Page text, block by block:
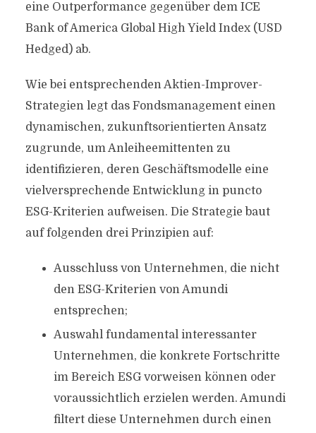
eine Outperformance gegenüber dem ICE
Bank of America Global High Yield Index (USD
Hedged) ab.
Wie bei entsprechenden Aktien-Improver-
Strategien legt das Fondsmanagement einen
dynamischen, zukunftsorientierten Ansatz
zugrunde, um Anleiheemittenten zu
identifizieren, deren Geschäftsmodelle eine
vielversprechende Entwicklung in puncto
ESG-Kriterien aufweisen. Die Strategie baut
auf folgenden drei Prinzipien auf:
Ausschluss von Unternehmen, die nicht
den ESG-Kriterien von Amundi
entsprechen;
Auswahl fundamental interessanter
Unternehmen, die konkrete Fortschritte
im Bereich ESG vorweisen können oder
voraussichtlich erzielen werden. Amundi
filtert diese Unternehmen durch einen